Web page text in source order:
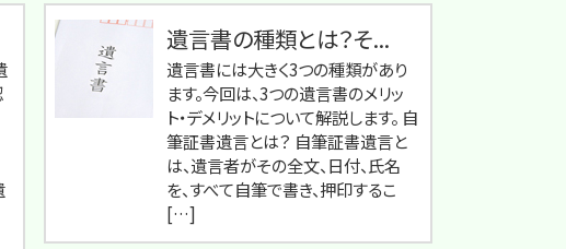
遺言書の種類とは？そ...
遺言書には大きく3つの種類があり
ます。今回は、3つの遺言書のメリッ
ト・デメリットについて解説します。 自
筆証書遺言とは？ 自筆証書遺言と
は、遺言者がその全文、日付、氏名
を、すべて自筆で書き、押印するこ
[…]